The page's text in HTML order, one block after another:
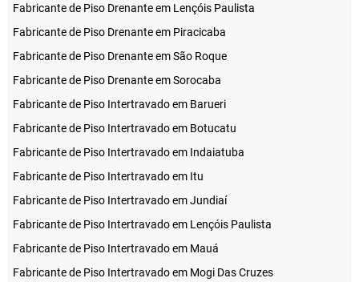
Fabricante de Piso Drenante em Lençóis Paulista
Fabricante de Piso Drenante em Piracicaba
Fabricante de Piso Drenante em São Roque
Fabricante de Piso Drenante em Sorocaba
Fabricante de Piso Intertravado em Barueri
Fabricante de Piso Intertravado em Botucatu
Fabricante de Piso Intertravado em Indaiatuba
Fabricante de Piso Intertravado em Itu
Fabricante de Piso Intertravado em Jundiaí
Fabricante de Piso Intertravado em Lençóis Paulista
Fabricante de Piso Intertravado em Mauá
Fabricante de Piso Intertravado em Mogi Das Cruzes